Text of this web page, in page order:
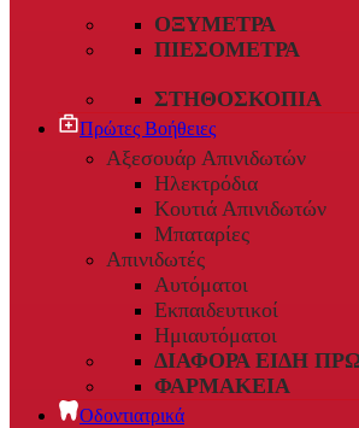
ΟΞΎΜΕΤΡΑ
ΠΙΕΣΌΜΕΤΡΑ
ΣΤΗΘΟΣΚΌΠΙΑ
Πρώτες Βοήθειες
Αξεσουάρ Απινιδωτών
Ηλεκτρόδια
Κουτιά Απινιδωτών
Μπαταρίες
Απινιδωτές
Αυτόματοι
Εκπαιδευτικοί
Ημιαυτόματοι
ΔΙΆΦΟΡΑ ΕΊΔΗ
ΦΑΡΜΑΚΕΊΑ
Οδοντιατρικά